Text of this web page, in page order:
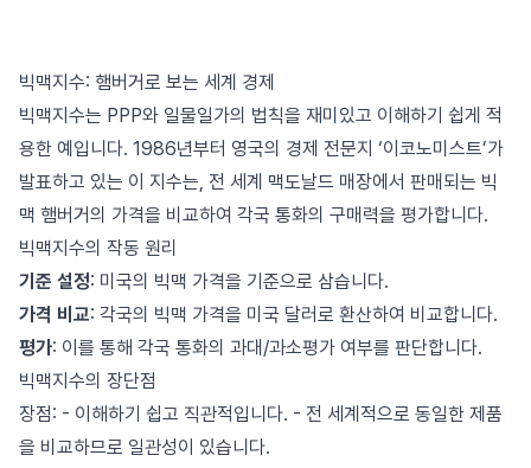
빅맥지수: 햄버거로 보는 세계 경제
빅맥지수는 PPP와 일물일가의 법칙을 재미있고 이해하기 쉽게 적
용한 예입니다. 1986년부터 영국의 경제 전문지 ‘이코노미스트’가
발표하고 있는 이 지수는, 전 세계 맥도날드 매장에서 판매되는 빅
맥 햄버거의 가격을 비교하여 각국 통화의 구매력을 평가합니다.
빅맥지수의 작동 원리
기준 설정: 미국의 빅맥 가격을 기준으로 삼습니다.
가격 비교: 각국의 빅맥 가격을 미국 달러로 환산하여 비교합니다.
평가: 이를 통해 각국 통화의 과대/과소평가 여부를 판단합니다.
빅맥지수의 장단점
장점: - 이해하기 쉽고 직관적입니다. - 전 세계적으로 동일한 제품
을 비교하므로 일관성이 있습니다.